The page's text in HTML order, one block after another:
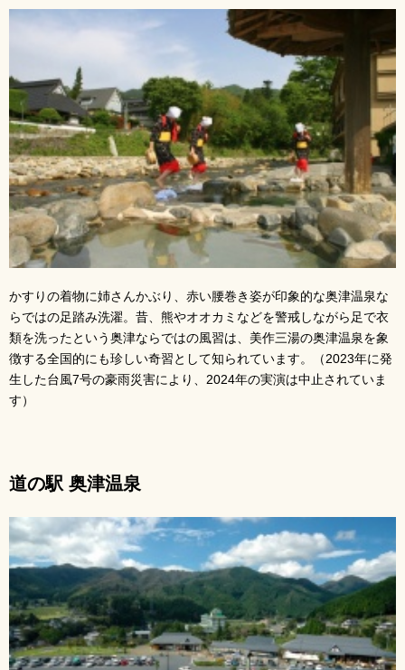
かすりの着物に姉さんかぶり、赤い腰巻き姿が印象的な奥津温泉な
らではの足踏み洗濯。昔、熊やオオカミなどを警戒しながら足で衣
類を洗ったという奥津ならではの風習は、美作三湯の奥津温泉を象
徴する全国的にも珍しい奇習として知られています。（2023年に発
生した台風7号の豪雨災害により、2024年の実演は中止されていま
す）
道の駅 奥津温泉